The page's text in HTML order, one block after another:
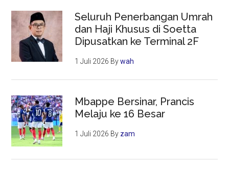
Seluruh Penerbangan Umrah
dan Haji Khusus di Soetta
Dipusatkan ke Terminal 2F
1 Juli 2026 Bywah
Mbappe Bersinar, Prancis
Melaju ke 16 Besar
1 Juli 2026 By zam